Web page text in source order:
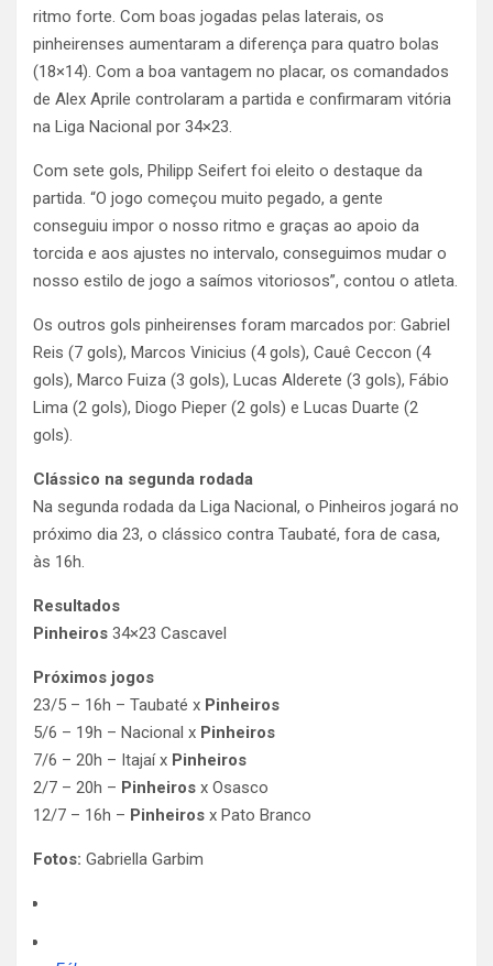
ritmo forte. Com boas jogadas pelas laterais, os
pinheirenses aumentaram a diferença para quatro bolas
(18×14). Com a boa vantagem no placar, os comandados
de Alex Aprile controlaram a partida e confirmaram vitória
na Liga Nacional por 34×23.
Com sete gols, Philipp Seifert foi eleito o destaque da
partida. “O jogo começou muito pegado, a gente
conseguiu impor o nosso ritmo e graças ao apoio da
torcida e aos ajustes no intervalo, conseguimos mudar o
nosso estilo de jogo a saímos vitoriosos”, contou o atleta.
Os outros gols pinheirenses foram marcados por: Gabriel
Reis (7 gols), Marcos Vinicius (4 gols), Cauê Ceccon (4
gols), Marco Fuiza (3 gols), Lucas Alderete (3 gols), Fábio
Lima (2 gols), Diogo Pieper (2 gols) e Lucas Duarte (2
gols).
Clássico na segunda rodada
Na segunda rodada da Liga Nacional, o Pinheiros jogará no
próximo dia 23, o clássico contra Taubaté, fora de casa,
às 16h.
Resultados
Pinheiros 34×23 Cascavel
Próximos jogos
23/5 – 16h – Taubaté x Pinheiros
5/6 – 19h – Nacional x Pinheiros
7/6 – 20h – Itajaí x Pinheiros
2/7 – 20h – Pinheiros x Osasco
12/7 – 16h – Pinheiros x Pato Branco
Fotos: Gabriella Garbim